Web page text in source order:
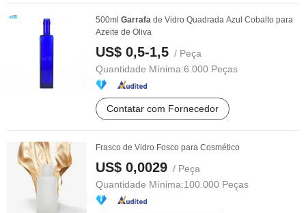
500ml Garrafa de Vidro Quadrada Azul Cobalto para
Azeite de Oliva
US$ 0,5-1,5 / Peça
Quantidade Mínima:6.000 Peças
Contatar com Fornecedor
Frasco de Vidro Fosco para Cosmético
US$ 0,0029 / Peça
Quantidade Mínima:100.000 Peças